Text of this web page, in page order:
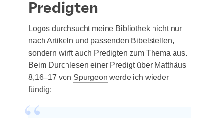
Predigten
Logos durch­sucht mei­ne Biblio­thek nicht nur
nach Arti­keln und pas­sen­den Bibel­stel­len,
son­dern wirft auch Pre­dig­ten zum The­ma aus.
Beim Durch­le­sen einer Pre­digt über Mat­thä­us
8,16–17 von Spur­ge­on wer­de ich wie­der
fündig: